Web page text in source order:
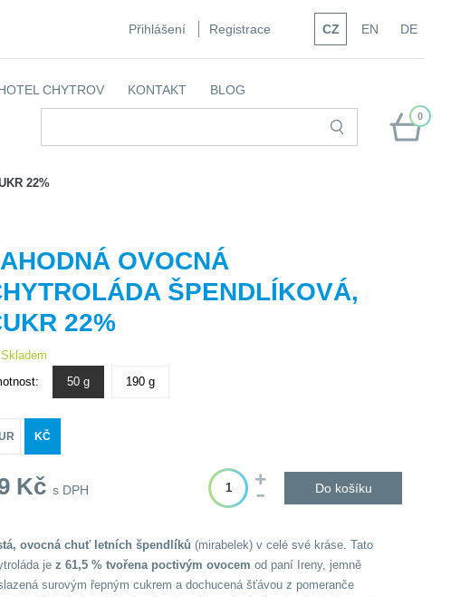
Přihlášení Registrace CZ EN DE
CHYTROV KONTAKT BLOG
0
22%
OVOCNÁ
ŠPENDLÍKOVÁ,
22%
Skladem
50 g 190 g
KČ
Kčs DPH Do košíku
ovocná chuť letních špendlíků (mirabelek) v celé své kráse. Tato
je z 61,5 % tvořena poctivým ovocem od paní Ireny, jemně
surovým řepným cukrem a dochucená šťávou z pomeranče